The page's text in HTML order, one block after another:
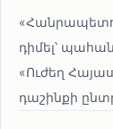
դիմել՝
«Ուժեղ
դաշինքի